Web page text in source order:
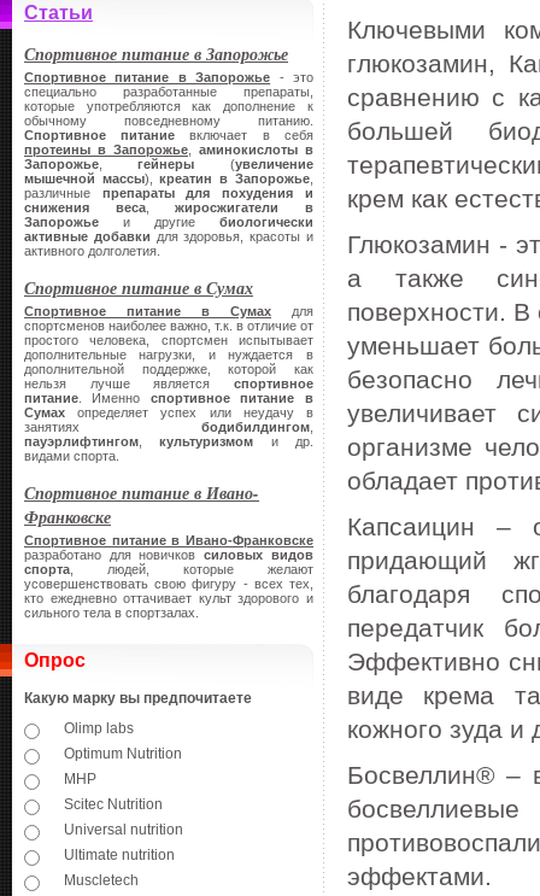
Статьи
Спортивное питание в Запорожье
Спортивное питание в Запорожье - это
специально разработанные препараты,
которые употребляются как дополнение к
обычному повседневному питанию.
Спортивное питание включает в себя
протеины в Запорожье
аминокислоты в
Запорожье ,гейнеры (увеличение
мышечной массы),креатин в Запорожье
различные препараты для похудения и
снижения веса,жиросжигатели в
Запорожье и другие биологически
активные добавки для здоровья, красоты и
активного долголетия.
Спортивное питание в Сумах
Спортивное питание в Сумах для
спортсменов наиболее важно, т.к. в отличие от
простого человека, спортсмен испытывает
дополнительные нагрузки, и нуждается в
дополнительной поддержке, которой как
нельзя лучше является спортивное
питание . Именно спортивное питание в
Сумах определяет успех или неудачу в
занятиях бодибилдингом
пауэрлифтингом ,культуризмом и др.
видами спорта.
Спортивное питание в Ивано-
Франковске
Спортивное питание в Ивано-Франковске
разработано для новичковсиловых видов
спорта , людей, которые желают
усовершенствовать свою фигуру - всех тех,
кто ежедневно оттачивает культ здорового и
сильного тела в спортзалах.
Опрос
Какую марку вы предпочитаете
Olimp labs
Optimum Nutrition
MHP
Scitec Nutrition
Universal nutrition
Ultimate nutrition
Muscletech
Ключевыми
глюкозамин,
сравнению с
большей
крем как
Глюкозамин -
а также
поверхности.
уменьшает
безопасно
увеличивает
организме
обладает
Капсаицин –
придающий
благодаря
передатчик
Эффективно
виде крема
кожного зуда и
Босвеллин® –
эффектами.